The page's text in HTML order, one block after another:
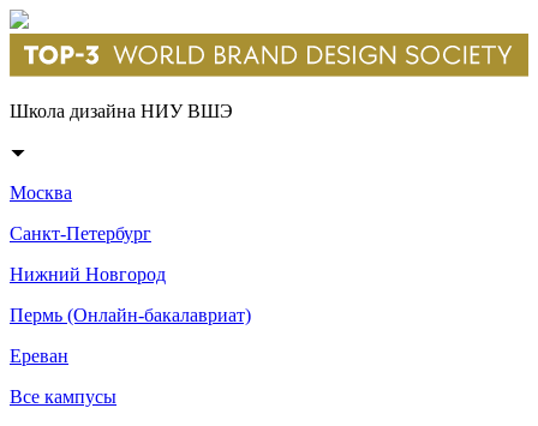
Школа дизайна НИУ ВШЭ
Москва
Санкт-Петербург
Нижний Новгород
Пермь (Онлайн-бакалавриат)
Ереван
Все кампусы